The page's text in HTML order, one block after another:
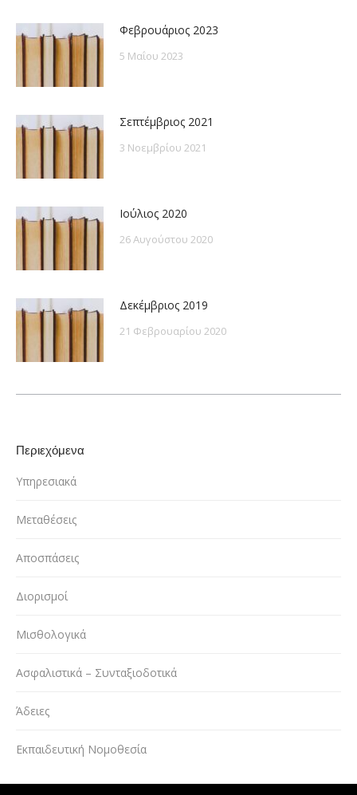
Φεβρουάριος 2023
5 Μαΐου 2023
Σεπτέμβριος 2021
3 Νοεμβρίου 2021
Ιούλιος 2020
26 Αυγούστου 2020
Δεκέμβριος 2019
21 Φεβρουαρίου 2020
Περιεχόμενα
Υπηρεσιακά
Μεταθέσεις
Αποσπάσεις
Διορισμοί
Μισθολογικά
Ασφαλιστικά – Συνταξιοδοτικά
Άδειες
Εκπαιδευτική Νομοθεσία